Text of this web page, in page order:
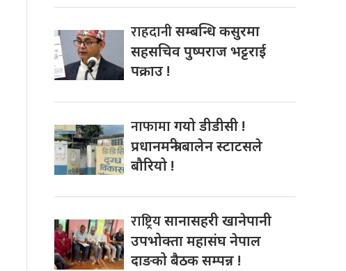
राहदानीसम्बन्धि कसुरमा
सहसचिव पुष्पराज भट्टराई
पक्राउ !
नाफामागयो डीडीसी !
प्रधानमन्त्री बालेन स्टाटसले
बौरियो !
राष्ट्रियसानासहरी खानेपानी
उपभोक्ता महासंघ नेपाल
दाङको बैठक सम्पन्न !